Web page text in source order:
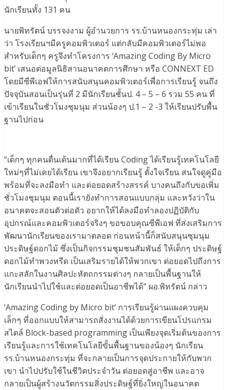
นักเรียนทั้ง 131 คน
นายพิทรัตน์ บรรจงงาม ผู้อำนวยการ รร.บ้านหนองกระทุ่ม เล่า
ว่า โรงเรียนฯมีครูคอมพิวเตอร์ แต่กลับมีคอมพิวเตอร์ไม่พอ
สำหรับเด็กๆ ครูจึงทำโครงการ ‘Amazing Coding By Micro
bit’ เสนอต่อมูลนิธิสานอนาคตการศึกษา หรือ CONNEXT ED
โดยมีซีพีเอฟให้การสนับสนุนคอมพิวเตอร์เพื่อการเรียนรู้ จนถึง
ปัจจุบันสอนเป็นรุ่นที่ 2 มีนักเรียนชั้นป. 4 – 5 – 6 รวม 55 คน ที่
เข้าเรียนในชั่วโมงชุมนุม ส่วนน้องๆ ป.1 – 2 -3 ให้เรียนปรับพื้น
ฐานไปก่อน
“เด็กๆ ทุกคนตื่นเต้นมากที่ได้เรียน Coding ได้เรียนรู้เทคโนโลยี
ใหม่ๆที่ไม่เคยได้เรียน เขาจึงอยากเรียนรู้ ตั้งใจเรียน สนใจดูคู่มือ
พร้อมที่จะลงมือทำ และต่อยอดสร้างสรรค์ บางคนถึงกับขอเพิ่ม
ชั่วโมงชุมนุม ตอนนี้เรายังทำการสอนแบบกลุ่ม และหวังว่าใน
อนาคตจะสอนตัวต่อตัว อยากให้ได้ลงมือทำลองปฏิบัติกับ
อุปกรณ์และคอมพิวเตอร์จริงๆ ขอขอบคุณซีพีเอฟ ที่ส่งเสริมการ
พัฒนานักเรียนของเรามาตลอด ก่อนหน้านี้ก็สนับสนุนชุมนุม
ประดิษฐ์ดอกไม้ ซึ่งเป็นกิจกรรมชุมชนสัมพันธ์ ให้เด็กๆ ประดิษฐ์
ดอกไม้ทำพวงหรีด เป็นเสริมรายได้ให้พวกเขา ต่อยอดไปถึงการ
แกะสลักในงานศิลปะหัตถกรรมต่างๆ กลายเป็นพื้นฐานให้
นักเรียนนำไปใช้และต่อยอดเป็นอาชีพได้” ผอ.พิทรัตน์ กล่าว
‘Amazing Coding by Micro bit’ การเรียนรู้ผ่านแผงควบคุม
เล็กๆ ที่ออกแบบให้สามารถสั่งงานได้ด้วยการเขียนโปรแกรม
สไตล์ Block-based programming เป็นเพียงจุดเริ่มต้นของการ
เรียนรู้และการใช้เทคโนโลยีขั้นพื้นฐานของน้องๆ นักเรียน
รร.บ้านหนองกระทุ่ม ที่จะกลายเป็นการจุดประกายให้กับพวก
เขา นำไปปรับใช้ในชีวิตประจำวัน ต่อยอดสู่อาชีพ และอาจ
กลายเป็นผู้สร้างนวัตกรรมสิ่งประดิษฐ์ที่ยิ่งใหญ่ในอนาคต